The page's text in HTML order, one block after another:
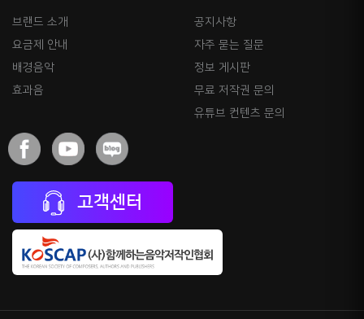
브랜드 소개
요금제 안내
배경음악
효과음
공지사항
자주 묻는 질문
정보 게시판
무료 저작권 문의
유튜브 컨텐츠 문의
고객센터